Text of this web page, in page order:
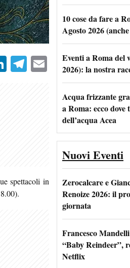
LinkedIn
Telegram
Email
spettacoli in
10 cose da fare a
Agosto 2026
Eventi a Roma del
2026): la nostra
Acqua frizzante
a Roma: ecco dove
dell’acqua Acea
Nuovi Eventi
Zerocalcare e
Renoize 2026: il
giornata
Francesco
“Baby Reindeer”,
Netflix